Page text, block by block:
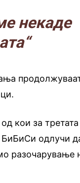
некаде
кои за третата
БиБиСи одлучи
разочарување